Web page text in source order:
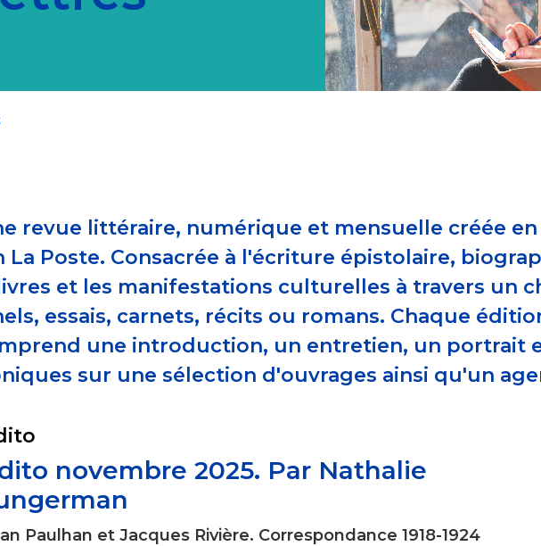
revue littéraire, numérique et mensuelle créée
La Poste. Consacrée à l'écriture épistolaire,
et les manifestations culturelles à travers un
essais, carnets, récits ou romans. Chaque
une introduction, un entretien, un portrait
sur une sélection d'ouvrages ainsi qu'un
novembre 2025. Par Nathalie
Paulhan et Jacques Rivière. Correspondance 1918-1924